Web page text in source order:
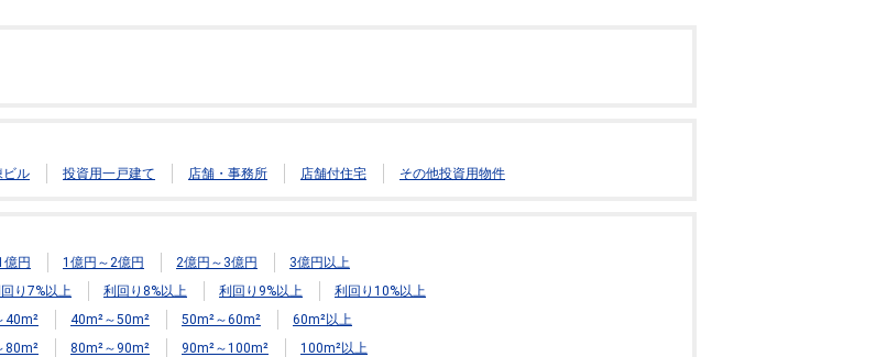
ビル 投資用一戸建て 店舗・事務所 店舗付住宅 その他投資用物件
億円 1億円～2億円 2億円～3億円
3億円以上
り7%以上 利回り8%以上 利回り9%以上
利回り10%以上
40m² 40m²～50m² 50m²～60m²
60m²以上
80m² 80m²～90m² 90m²～100m²
100m²以上